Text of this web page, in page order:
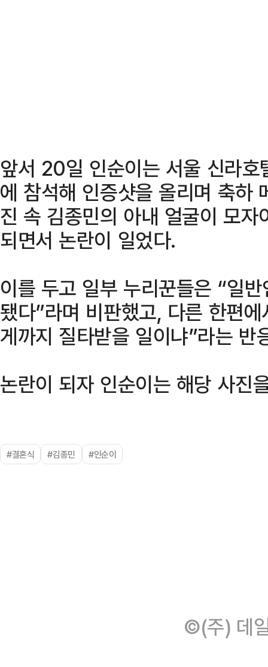
앞서 20일 인순이는 서울 신라
에 참석해 인증샷을 올리며 축하
진 속 김종민의 아내 얼굴이 모
되면서 논란이 일었다.
이를 두고 일부 누리꾼들은 “일
됐다”라며 비판했고, 다른 한편
게까지 질타받을 일이냐”라는 반
논란이 되자 인순이는 해당 사진
#결혼식 #김종민 #인순이
©(주) 데